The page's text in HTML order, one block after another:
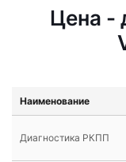
Цена -
Наименование
Диагностика РКПП